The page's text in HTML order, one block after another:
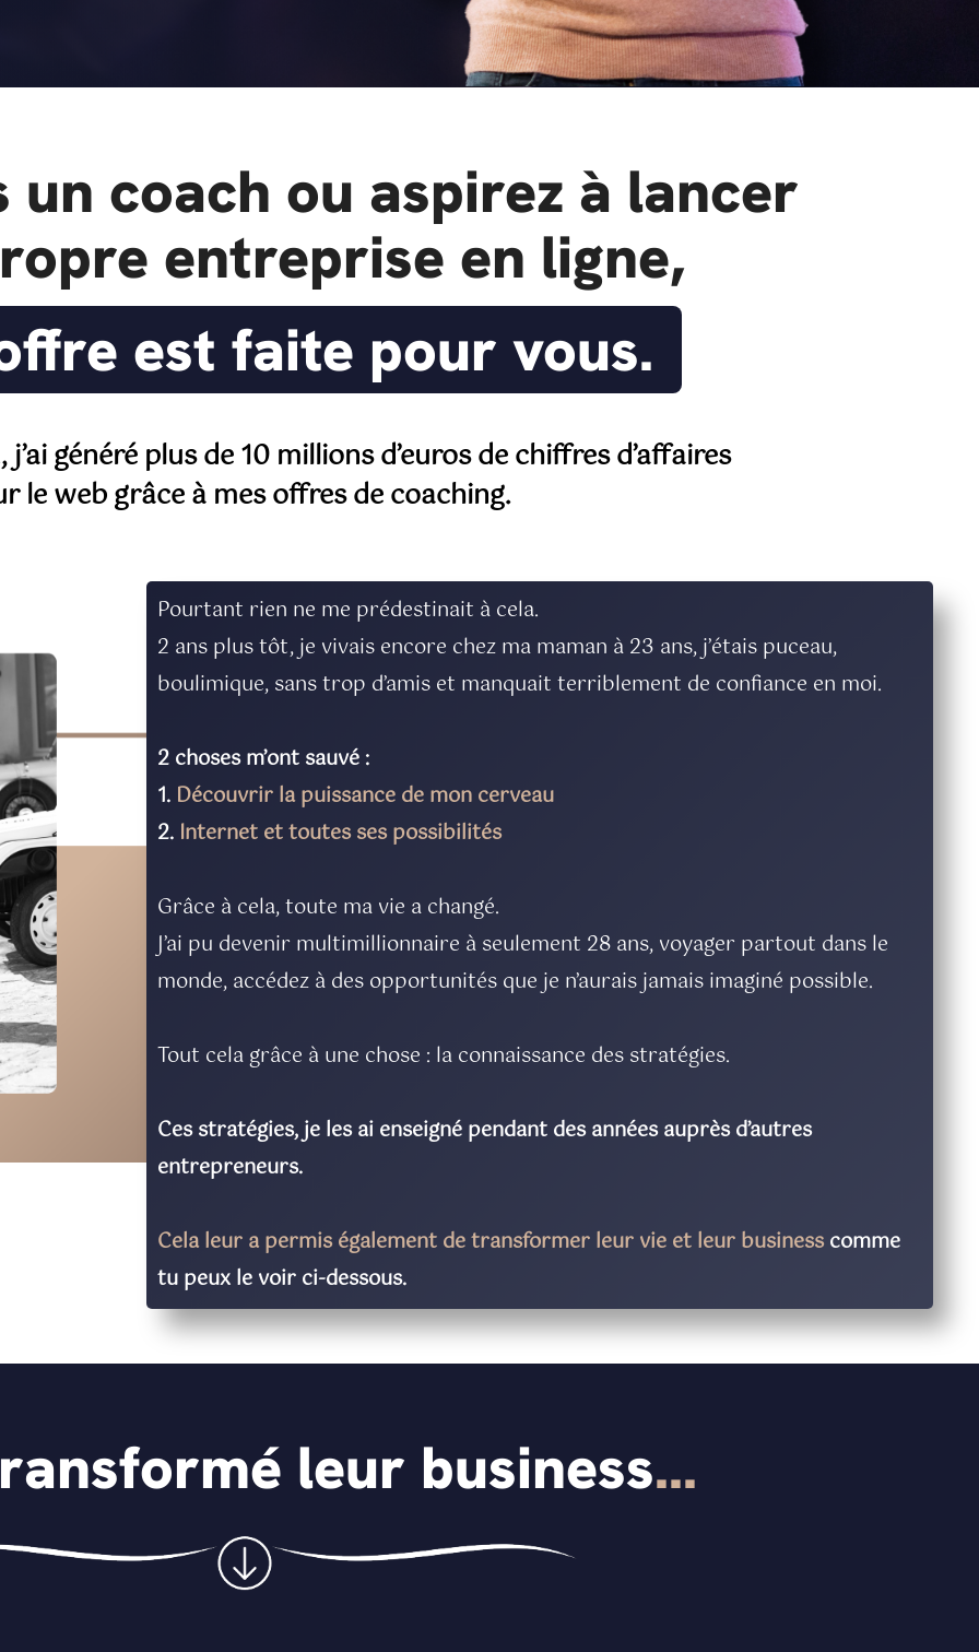
un coach ou aspirez à lancer
entreprise en ligne,
est faite pour vous.
généré plus de 10 millions d’euros de chiffres d’affaires
le web grâce à mes offres de coaching.
Pourtant rien ne me prédestinait à cela.
2 ans plus tôt, je vivais encore chez ma maman à 23 ans, j’étais puceau,
boulimique, sans trop d’amis et manquait terriblement de confiance en moi.
2 choses m’ont sauvé :
1. Découvrir la puissance de mon cerveau
2. Internet et toutes ses possibilités
Grâce à cela, toute ma vie a changé.
J’ai pu devenir multimillionnaire à seulement 28 ans, voyager partout dans le
monde, accédez à des opportunités que je n’aurais jamais imaginé possible.
Tout cela grâce à une chose : la connaissance des stratégies.
Ces stratégies, je les ai enseigné pendant des années auprès d’autres
entrepreneurs.
Cela leur a permis également de transformer leur vie et leur businesscomme
tu peux le voir ci-dessous.
leur business...